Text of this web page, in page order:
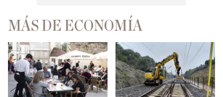
MÁS DE ECONOMÍA